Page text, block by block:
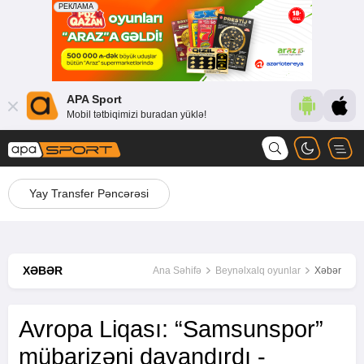
APA Sport
Mobil tətbiqimizi buradan yüklə!
Yay Transfer Pəncərəsi
XƏBƏR Ana Səhifə Beynəlxalq oyunlar Xəbər
Avropa Liqası: “Samsunspor”
mübarizəni dayandırdı -